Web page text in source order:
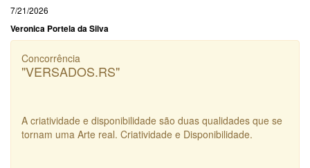
7/21/2026
Veronica Portela da Silva
Concorrência
"VERSADOS.RS"
A criatividade e disponibilidade são duas qualidades que se
tornam uma Arte real. Criatividade e Disponibilidade.